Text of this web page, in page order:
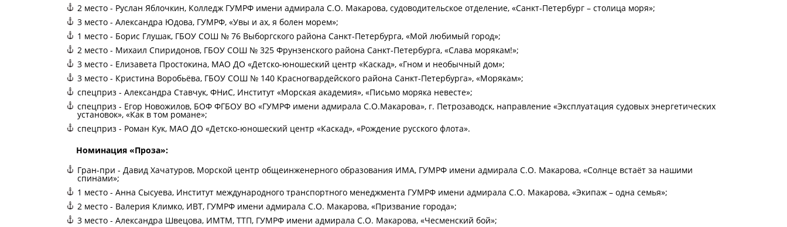
2 место - Руслан Яблочкин, Колледж ГУМРФ имени адмирала С.О. Макарова, судоводительское отделение, «Санкт-Петербург – столица моря»;
3 место - Александра Юдова, ГУМРФ, «Увы и ах, я болен морем»;
1 место - Борис Глушак, ГБОУ СОШ № 76 Выборгского района Санкт-Петербурга, «Мой любимый город»;
2 место - Михаил Спиридонов, ГБОУ СОШ № 325 Фрунзенского района Санкт-Петербурга, «Слава морякам!»;
3 место - Елизавета Простокина, МАО ДО «Детско-юношеский центр «Каскад», «Гном и необычный дом»;
3 место - Кристина Воробьёва, ГБОУ СОШ № 140 Красногвардейского района Санкт-Петербурга», «Морякам»;
спецприз - Александра Ставчук, ФНиС, Институт «Морская академия», «Письмо моряка невесте»;
спецприз - Егор Новожилов, БОФ ФГБОУ ВО «ГУМРФ имени адмирала С.О.Макарова», г. Петрозаводск, направление «Эксплуатация судовых энергетических
установок», «Как в том романе»;
спецприз - Роман Кук, МАО ДО «Детско-юношеский центр «Каскад», «Рождение русского флота».
Номинация «Проза»:
Гран-при - Давид Хачатуров, Морской центр общеинженерного образования ИМА, ГУМРФ имени адмирала С.О. Макарова, «Солнце встаёт за нашими
спинами»;
1 место - Анна Сысуева, Институт международного транспортного менеджмента ГУМРФ имени адмирала С.О. Макарова, «Экипаж – одна семья»;
2 место - Валерия Климко, ИВТ, ГУМРФ имени адмирала С.О. Макарова, «Призвание города»;
3 место - Александра Швецова, ИМТМ, ТТП, ГУМРФ имени адмирала С.О. Макарова, «Чесменский бой»;